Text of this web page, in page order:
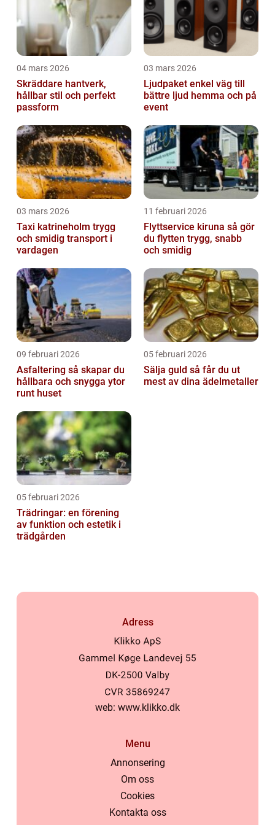
04 mars 2026
Skräddare hantverk,
hållbar stil och perfekt
passform
03 mars 2026
Ljudpaket enkel väg till
bättre ljud hemma och på
event
03 mars 2026
Taxi katrineholm trygg
och smidig transport i
vardagen
11 februari 2026
Flyttservice kiruna så gör
du flytten trygg, snabb
och smidig
09 februari 2026
Asfaltering så skapar du
hållbara och snygga ytor
runt huset
05 februari 2026
Sälja guld så får du ut
mest av dina ädelmetaller
05 februari 2026
Trädringar: en förening
av funktion och estetik i
trädgården
Adress
web: www.klikko.dk
Menu
Annonsering
Om oss
Cookies
Kontakta oss